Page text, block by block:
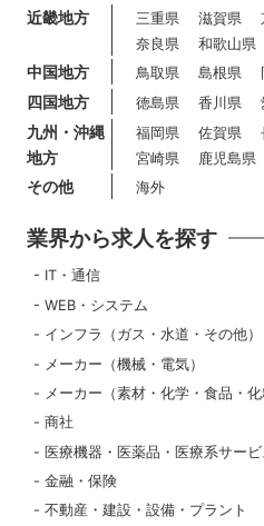
近畿地方 三重県 滋賀県
奈良県
和歌山県
中国地方 鳥取県 島根県
四国地方 徳島県 香川県
九州・沖縄
地方
福岡県 佐賀県
宮崎県
鹿児島県
その他 海外
業界から求人を探す
IT・通信
WEB・システム
インフラ（ガス・水道・その他）
メーカー（機械・電気）
メーカー（素材・化学・食品・化
商社
医療機器・医薬品・医療系サービ
金融・保険
不動産・建設・設備・プラント